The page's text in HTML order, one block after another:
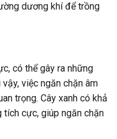
dương khí để trồng
có thể gây ra những
việc ngăn chặn âm
trọng. Cây xanh có khả
cực, giúp ngăn chặn